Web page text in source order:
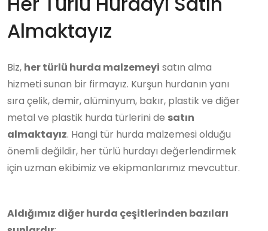
Almaktayız
Biz, her türlü hurda malzemeyi satın alma
hizmeti sunan bir firmayız. Kurşun hurdanın yanı
sıra çelik, demir, alüminyum, bakır, plastik ve diğer
metal ve plastik hurda türlerini de satın
almaktayız. Hangi tür hurda malzemesi olduğu
önemli değildir, her türlü hurdayı değerlendirmek
için uzman ekibimiz ve ekipmanlarımız mevcuttur.
Aldığımız diğer hurda çeşitlerinden bazıları